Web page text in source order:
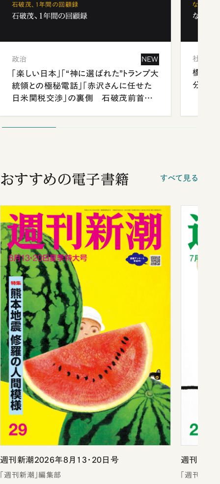
石破茂、1年間の回顧録
石破茂、1年間の回顧録
政治 NEW
「楽しい日本」「“神に選ばれた”トランプ大
統領との極秘電話」「赤沢さんに任せた
日米関税交渉」の裏側 石破茂前首相
なぜ「フ
なぜ「
社会
橋本愛
分 佐
おすすめの電子書籍 すべて見る
週刊新潮2026年8月13・20日号
「週刊新潮」編集部
週刊新潮
「週刊新潮